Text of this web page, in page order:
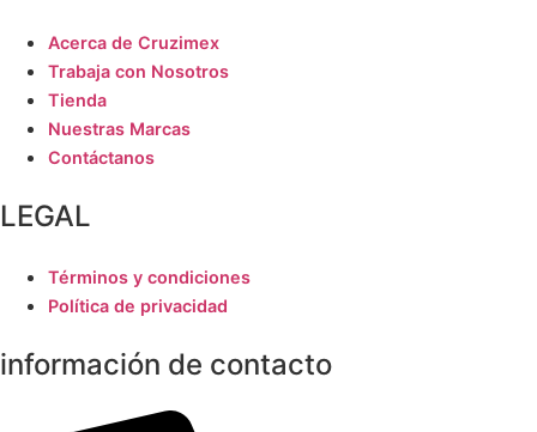
Acerca de Cruzimex
Trabaja con Nosotros
Tienda
Nuestras Marcas
Contáctanos
LEGAL
Términos y condiciones
Política de privacidad
información de contacto